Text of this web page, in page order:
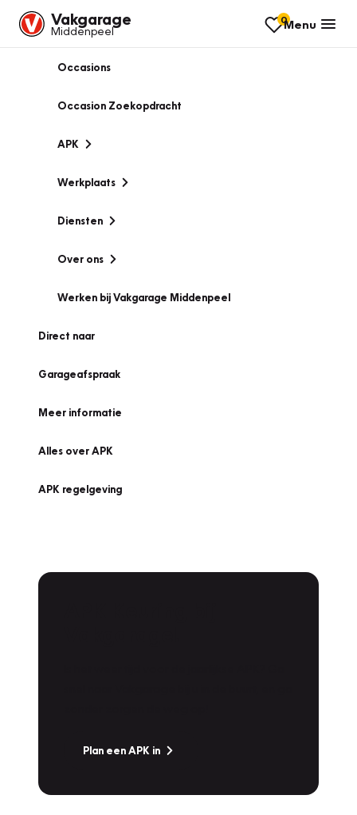
Vakgarage
Middenpeel
0Menu
Occasions
Occasion Zoekopdracht
APK
Werkplaats
Diensten
Over ons
Werken bij Vakgarage Middenpeel
Direct naar
Garageafspraak
Meer informatie
Alles over APK
APK regelgeving
Plan een APK in